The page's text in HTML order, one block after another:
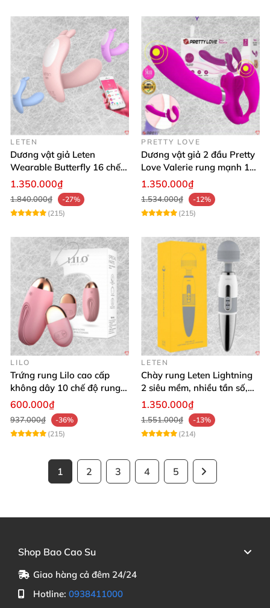
LETEN
Dương vật giả Leten
Wearable Butterfly 16 chế
độ rung điều khiển
1.350.000₫
1.840.000₫
-27%
(215)
PRETTY LOVE
Dương vật giả 2 đầu Pretty
Love Valerie rung mạnh 12
chế độ
1.350.000₫
1.534.000₫
-12%
(215)
LILO
Trứng rung Lilo cao cấp
không dây 10 chế độ rung
điều khiển USB
600.000₫
937.000₫
-36%
(215)
LETEN
Chày rung Leten Lightning
2 siêu mềm, nhiều tần số,
phát nhiệt kích thích
1.350.000₫
1.551.000₫
-13%
(214)
1 2 3 4 5
Shop Bao Cao Su
Giao hàng cả đêm 24/24
Hotline: 0938411000